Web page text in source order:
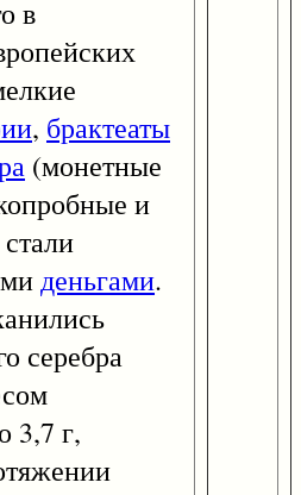
в
, брактеаты
(монетные
и
деньгами.
серебра
3,7 г,